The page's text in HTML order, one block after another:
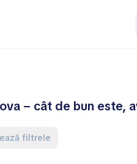
– cât de bun este,
filtrele